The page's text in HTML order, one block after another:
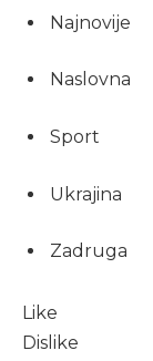
Najnovije
Naslovna
Sport
Ukrajina
Zadruga
Like
Dislike